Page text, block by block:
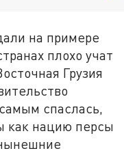
на примере
плохо учат
Грузия
спаслась,
как нацию персы